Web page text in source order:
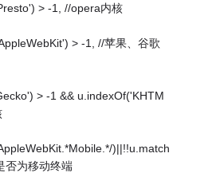
> -1, //opera内核
> -1, //苹果、谷歌
> -1 && u.indexOf('KHTM
)||!!u.match
否为移动终端